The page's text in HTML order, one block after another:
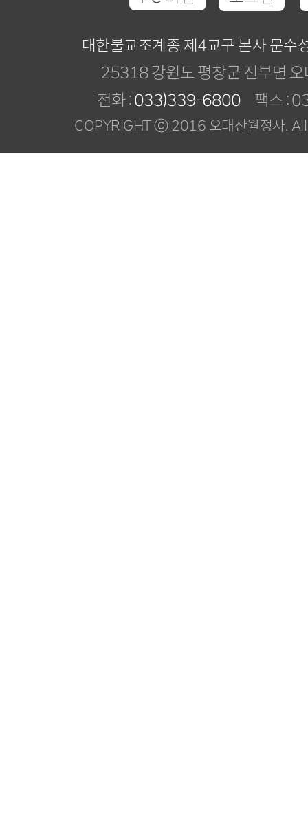
대한불교조계종 제4교구 본사 문수
25318 강원도 평창군 진부면
전화 :033)339-6800 팩스 :
COPYRIGHT ⓒ 2016 오대산월정사.